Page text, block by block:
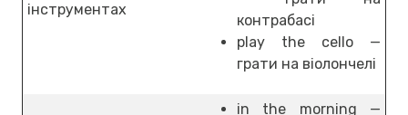
інструментах
контрабасі
play the cello —
грати на віолончелі
in the morning —